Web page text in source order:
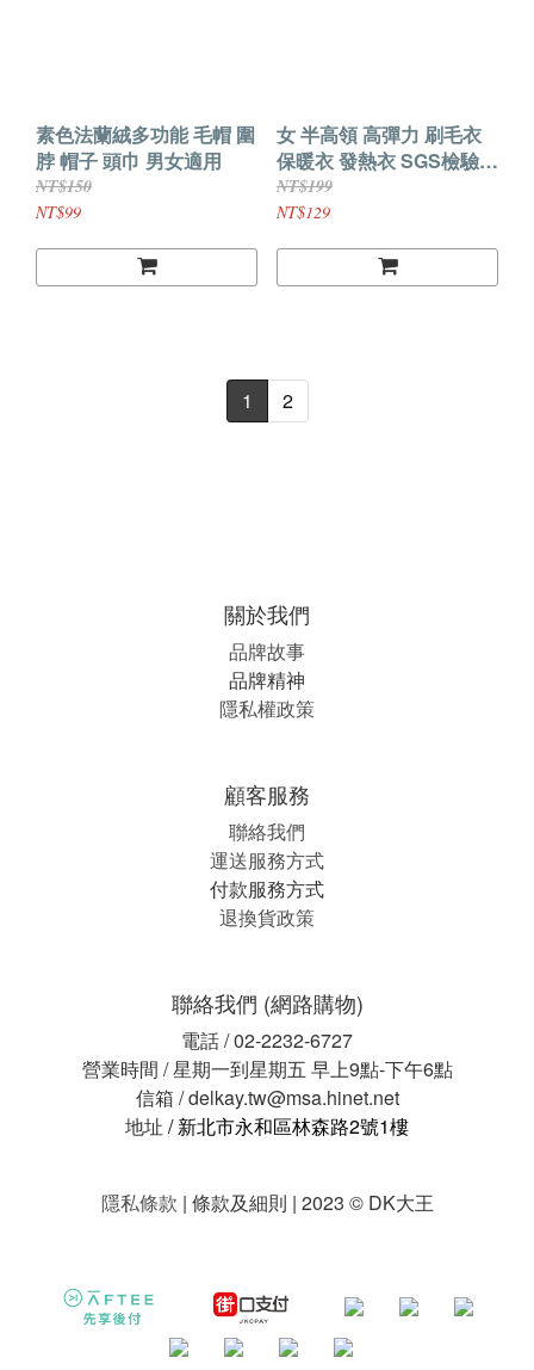
素色法蘭絨多功能 毛帽 圍
脖 帽子 頭巾 男女適用
NT$150
NT$99
女 半高領 高彈力 刷毛衣
保暖衣 發熱衣 SGS檢驗合
格
NT$199
NT$129
1 2
關於我們
品牌故事
品牌精神
隱私權政策
顧客服務
聯絡我們
運送服務方式
付款服務方式
退換貨政策
聯絡我們 (網路購物)
電話 / 02-2232-6727
營業時間 / 星期一到星期五 早上9點-下午6點
信箱 / delkay.tw@msa.hinet.net
地址 / 新北市永和區林森路2號1樓
隱私條款 | 條款及細則 | 2023 © DK大王